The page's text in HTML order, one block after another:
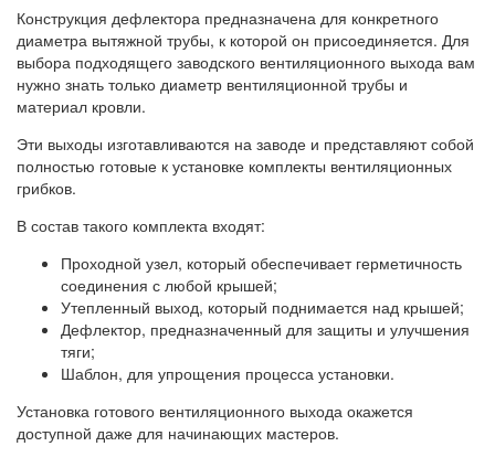
Конструкция дефлектора предназначена для конкретного
диаметра вытяжной трубы, к которой он присоединяется. Для
выбора подходящего заводского вентиляционного выхода вам
нужно знать только диаметр вентиляционной трубы и
материал кровли.
Эти выходы изготавливаются на заводе и представляют собой
полностью готовые к установке комплекты вентиляционных
грибков.
В состав такого комплекта входят:
Проходной узел, который обеспечивает герметичность
соединения с любой крышей;
Утепленный выход, который поднимается над крышей;
Дефлектор, предназначенный для защиты и улучшения
тяги;
Шаблон, для упрощения процесса установки.
Установка готового вентиляционного выхода окажется
доступной даже для начинающих мастеров.